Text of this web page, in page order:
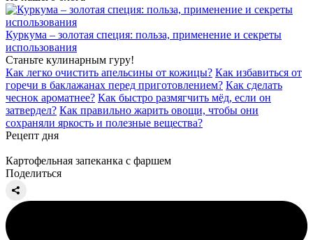
Куркума – золотая специя: польза, применение и секреты
использования
Станьте кулинарным гуру!
Как легко очистить апельсины от кожицы? Как избавиться от
горечи в баклажанах перед приготовлением? Как сделать
чеснок ароматнее? Как быстро размягчить мёд, если он
затвердел? Как правильно жарить овощи, чтобы они
сохраняли яркость и полезные вещества?
Рецепт дня
Картофельная запеканка с фаршем
Поделиться